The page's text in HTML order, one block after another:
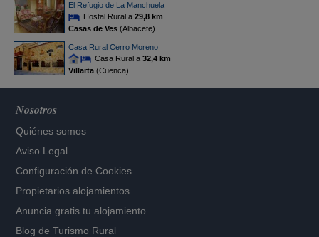
El Refugio de La Manchuela
Hostal Rural a 29,8 km
Casas de Ves(Albacete)
Casa Rural Cerro Moreno
Casa Rural a 32,4 km
Villarta(Cuenca)
Nosotros
Quiénes somos
Aviso Legal
Configuración de Cookies
Propietarios alojamientos
Anuncia gratis tu alojamiento
Blog de Turismo Rural